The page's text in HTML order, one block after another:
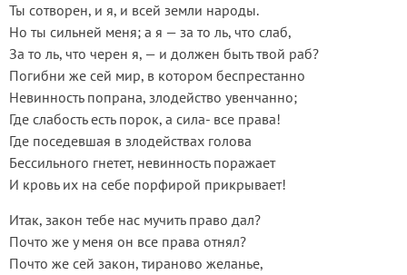
Ты сотворен, и я, и всей земли народы.
Но ты сильней меня; а я — за то ль, что слаб,
За то ль, что черен я, — и должен быть твой раб?
Погибни же сей мир, в котором беспрестанно
Невинность попрана, злодейство увенчанно;
Где слабость есть порок, а сила- все права!
Где поседевшая в злодействах голова
Бессильного гнетет, невинность поражает
И кровь их на себе порфирой прикрывает!
Итак, закон тебе нас мучить право дал?
Почто же у меня он все права отнял?
Почто же сей закон, тираново желанье,